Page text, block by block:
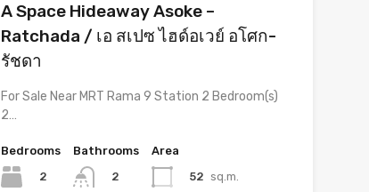
A Space Hideaway Asoke –
Ratchada / เอ สเปซ ไฮด์อเวย์ อโศก-
รัชดา
For Sale Near MRT Rama 9 Station 2 Bedroom(s)
2…
Bedrooms
2
Bathrooms
2
Area
52 sq.m.